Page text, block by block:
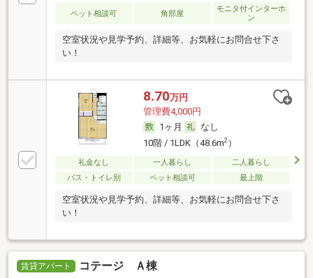
ペット相談可 角部屋
モニタ付インターホ
ン
空室状況や見学予約、詳細等、お気軽にお問合せ下さ
い！
8.70万円
管理費4,000円
1ヶ月
なし
10階 / 1LDK（48.6m2）
礼金なし 一人暮らし
二人暮らし
バス・トイレ別
ペット相談可 最上階
空室状況や見学予約、詳細等、お気軽にお問合せ下さ
い！
賃貸アパート コテージ Ａ棟